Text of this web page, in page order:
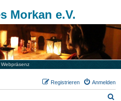
Morkan e.V.
Webpräsenz
Anmelden
Registrieren